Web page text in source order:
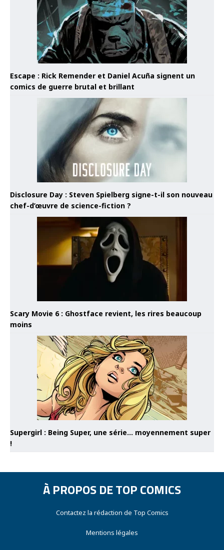
Escape : Rick Remender et Daniel Acuña signent un
comics de guerre brutal et brillant
Disclosure Day : Steven Spielberg signe-t-il son nouveau
chef-d’œuvre de science-fiction ?
Scary Movie 6 : Ghostface revient, les rires beaucoup
moins
Supergirl : Being Super, une série… moyennement super
!
À PROPOS DE TOP COMICS
Contactez la rédaction de Top Comics
Mentions légales